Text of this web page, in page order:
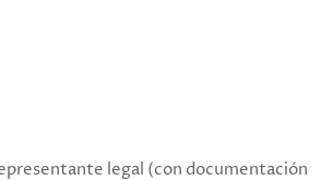
legal (con documentación